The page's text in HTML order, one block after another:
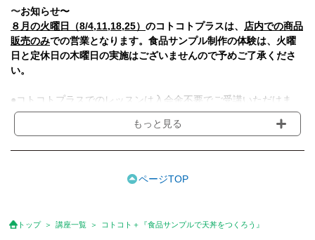
〜お知らせ〜
８月の火曜日（8/4,11,18,25） のコトコトプラスは、
店内での商品
販売のみでの営業となります。食品サンプル制作の体験は、火曜
日と定休日の木曜日の実施はございませんので予めご了承くださ
い。
●コトコトプラスでのレッスンは入会金不要でご受講いただけま
す。
●受講料には、教材費・材料費・その他費用が含まれております。
中止する場合は、体験料を返金させていただきます。
●お支払い完了後の、当日キャンセル・途中入室（遅刻）・途中退
もっと見る
ページTOP
トップ 講座一覧 コトコト＋『食品サンプルで天丼をつくろう』